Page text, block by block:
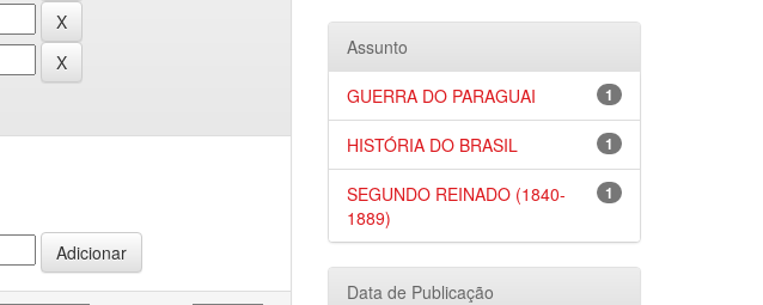
Assunto
1
GUERRA DO PARAGUAI
1
HISTÓRIA DO BRASIL
1
SEGUNDO REINADO (1840-
1889)
Data de Publicação